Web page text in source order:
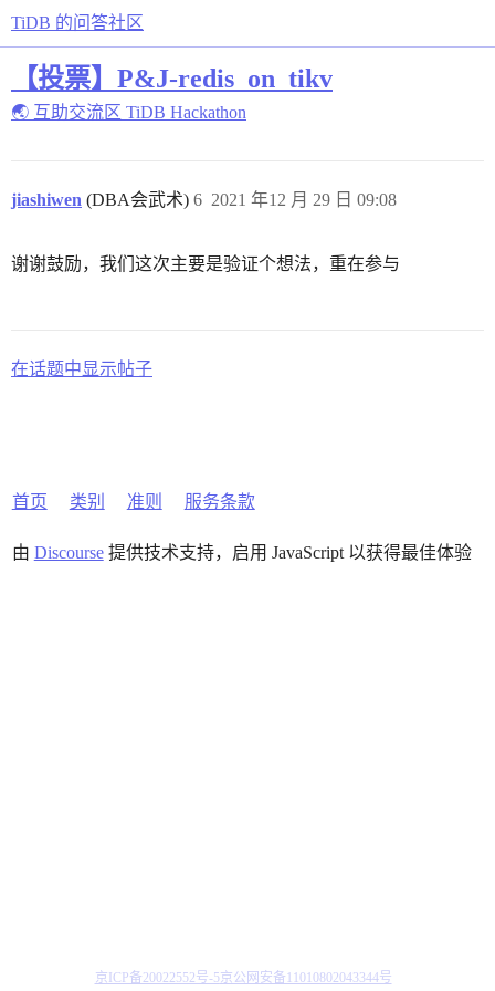
TiDB 的问答社区
【投票】P&J-redis_on_tikv
🌏 互助交流区 TiDB Hackathon
jiashiwen (DBA会武术) 2021 年12 月 29 日 09:08
6
谢谢鼓励，我们这次主要是验证个想法，重在参与
在话题中显示帖子
首页 类别 准则 服务条款
由 Discourse提供技术支持，启用 JavaScript 以获得最佳体验
京ICP备20022552号-5京公网安备11010802043344号